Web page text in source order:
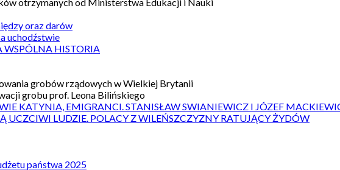
oraz darów
uchodźstwie
WSPÓLNA HISTORIA
grobów rządowych w Wielkiej Brytanii
grobu prof. Leona Bilińskiego
KATYNIA, EMIGRANCI. STANISŁAW SWIANIEWICZ I JÓZEF
UCZCIWI LUDZIE. POLACY Z WILEŃSZCZYZNY RATUJĄCY ŻYDÓW
państwa 2025